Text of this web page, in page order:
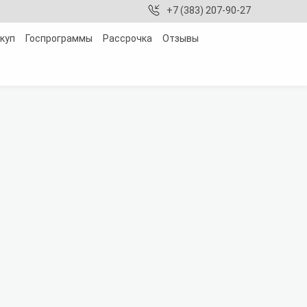
+7 (383) 207-90-27
Госпрограммы Рассрочка Отзывы